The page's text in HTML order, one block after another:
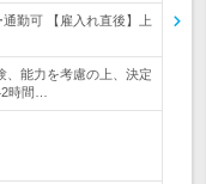
勤可 【雇入れ直後】上
、能力を考慮の上、決定
時間…